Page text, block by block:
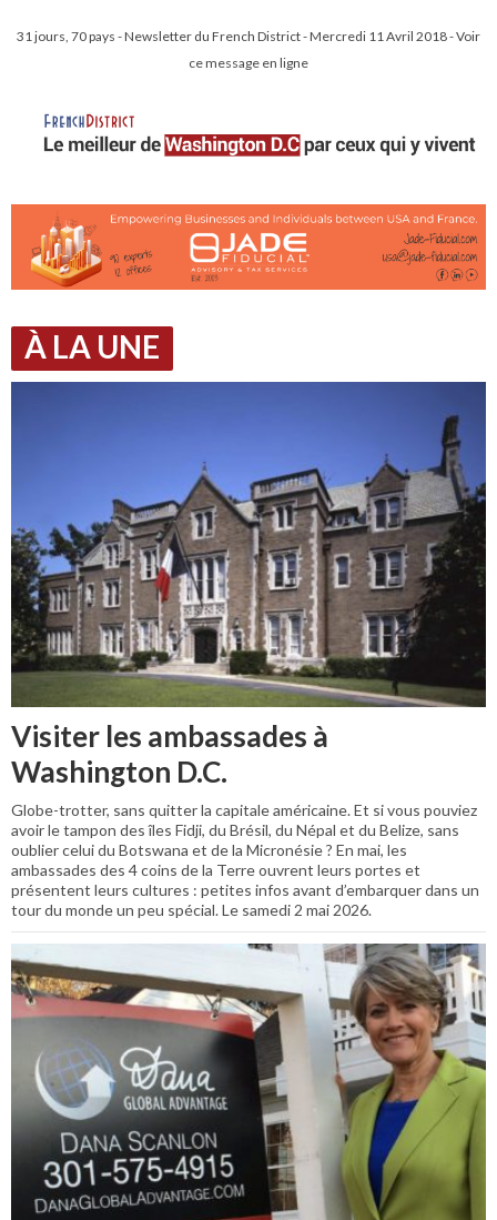
31 jours, 70 pays - Newsletter du French District - Mercredi 11 Avril 2018 - Voir
ce message en ligne
À LA UNE
Visiter les ambassades à
Washington D.C.
Globe-trotter, sans quitter la capitale américaine. Et si vous pouviez
avoir le tampon des îles Fidji, du Brésil, du Népal et du Belize, sans
oublier celui du Botswana et de la Micronésie ? En mai, les
ambassades des 4 coins de la Terre ouvrent leurs portes et
présentent leurs cultures : petites infos avant d’embarquer dans un
tour du monde un peu spécial. Le samedi 2 mai 2026.